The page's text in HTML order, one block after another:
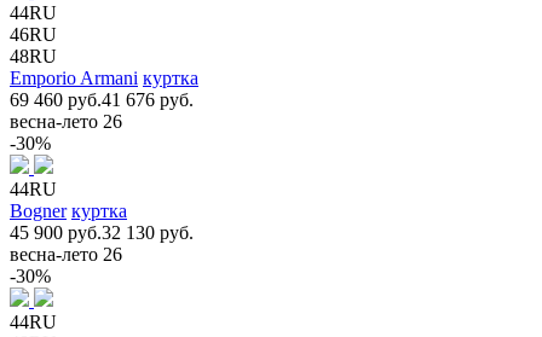
44RU
46RU
48RU
Emporio Armani куртка
69 460 руб.41 676 руб.
весна-лето 26
-30%
44RU
Bogner куртка
45 900 руб.32 130 руб.
весна-лето 26
-30%
44RU